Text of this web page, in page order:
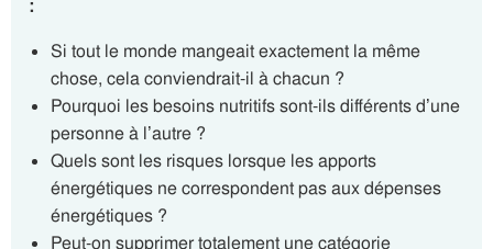
:
Si tout le monde mangeait exactement la même
chose, cela conviendrait-il à chacun ?
Pourquoi les besoins nutritifs sont-ils différents d’une
personne à l’autre ?
Quels sont les risques lorsque les apports
énergétiques ne correspondent pas aux dépenses
énergétiques ?
Peut-on supprimer totalement une catégorie